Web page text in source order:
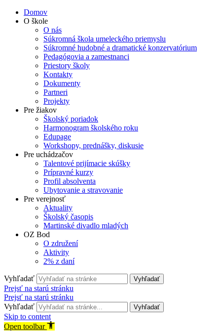
Domov
O škole
O nás
Súkromná škola umeleckého priemyslu
Súkromné hudobné a dramatické konzervatórium
Pedagógovia a zamestnanci
Priestory školy
Kontakty
Dokumenty
Partneri
Projekty
Pre žiakov
Školský poriadok
Harmonogram školského roku
Edupage
Workshopy, prednášky, diskusie
Pre uchádzačov
Talentové prijímacie skúšky
Prípravné kurzy
Profil absolventa
Ubytovanie a stravovanie
Pre verejnosť
Aktuality
Školský časopis
Martinské divadlo mladých
OZ Bod
O združení
Aktivity
2% z daní
Vyhľadať Vyhľadať
Prejsť na starú stránku
Prejsť na starú stránku
Vyhľadať
Vyhľadať
Skip to content
Open toolbar